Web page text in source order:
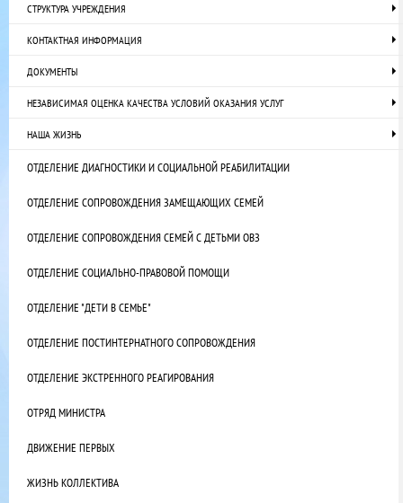
СТРУКТУРА УЧРЕЖДЕНИЯ
КОНТАКТНАЯ ИНФОРМАЦИЯ
ДОКУМЕНТЫ
НЕЗАВИСИМАЯ ОЦЕНКА КАЧЕСТВА УСЛОВИЙ ОКАЗАНИЯ УСЛУГ
НАША ЖИЗНЬ
ОТДЕЛЕНИЕ ДИАГНОСТИКИ И СОЦИАЛЬНОЙ РЕАБИЛИТАЦИИ
ОТДЕЛЕНИЕ СОПРОВОЖДЕНИЯ ЗАМЕЩАЮЩИХ СЕМЕЙ
ОТДЕЛЕНИЕ СОПРОВОЖДЕНИЯ СЕМЕЙ С ДЕТЬМИ ОВЗ
ОТДЕЛЕНИЕ СОЦИАЛЬНО-ПРАВОВОЙ ПОМОЩИ
ОТДЕЛЕНИЕ "ДЕТИ В СЕМЬЕ"
ОТДЕЛЕНИЕ ПОСТИНТЕРНАТНОГО СОПРОВОЖДЕНИЯ
ОТДЕЛЕНИЕ ЭКСТРЕННОГО РЕАГИРОВАНИЯ
ОТРЯД МИНИСТРА
ДВИЖЕНИЕ ПЕРВЫХ
ЖИЗНЬ КОЛЛЕКТИВА